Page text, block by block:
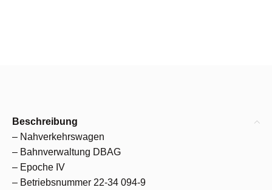
Beschreibung
– Nahverkehrswagen
– Bahnverwaltung DBAG
– Epoche IV
– Betriebsnummer 22-34 094-9